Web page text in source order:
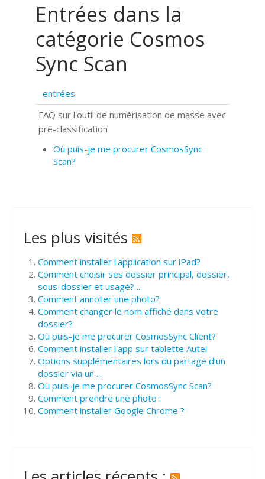
Entrées dans la
catégorie Cosmos
Sync Scan
entrées
FAQ sur l'outil de numérisation de masse avec
pré-classification
Où puis-je me procurer CosmosSync
Scan?
Les plus visités
Comment installer l'application sur iPad?
Comment choisir ses dossier principal, dossier,
sous-dossier et usagé? ...
Comment annoter une photo?
Comment changer le nom affiché dans votre
dossier?
Où puis-je me procurer CosmosSync Client?
Comment installer l'app sur tablette Autel
Options supplémentaires lors du partage d’un
dossier via un ...
Où puis-je me procurer CosmosSync Scan?
Comment prendre une photo :
Comment installer Google Chrome ?